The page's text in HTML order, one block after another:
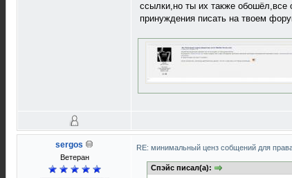
ссылки,но ты их также обошёл,все
принуждения писать на твоем
sergos
Ветеран
RE: минимальный ценз собщений для
Спэйс писал(а):